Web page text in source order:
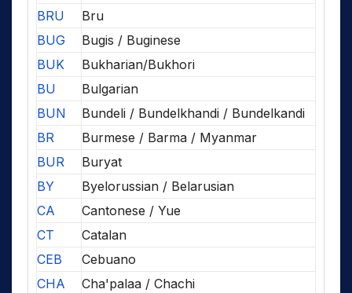
BRU
Bru
BUG
Bugis / Buginese
BUK
Bukharian/Bukhori
BU
Bulgarian
BUN
Bundeli / Bundelkhandi / Bundelkandi
BR
Burmese / Barma / Myanmar
BUR
Buryat
BY
Byelorussian / Belarusian
CA
Cantonese / Yue
CT
Catalan
CEB
Cebuano
CHA
Cha'palaa / Chachi